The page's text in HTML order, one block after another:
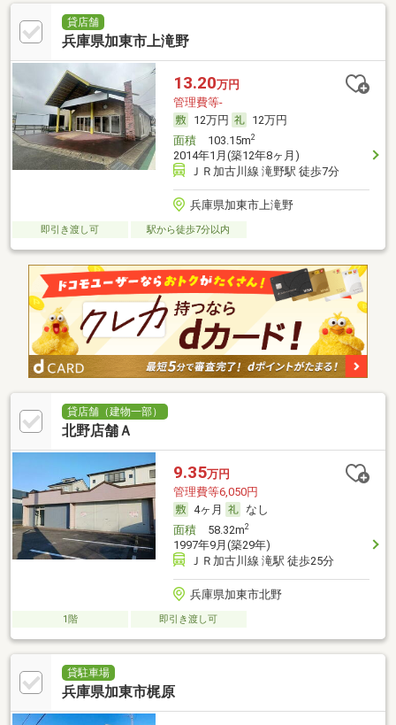
貸店舗
兵庫県加東市上滝野
13.20万円
管理費等-
12万円
12万円
面積103.15m2
2014年1月(築12年8ヶ月)
ＪＲ加古川線 滝野駅 徒歩7分
兵庫県加東市上滝野
即引き渡し可 駅から徒歩7分以内
貸店舗（建物一部）
北野店舗Ａ
9.35万円
管理費等6,050円
4ヶ月
なし
面積58.32m2
1997年9月(築29年)
ＪＲ加古川線 滝駅 徒歩25分
兵庫県加東市北野
1階 即引き渡し可
貸駐車場
兵庫県加東市梶原